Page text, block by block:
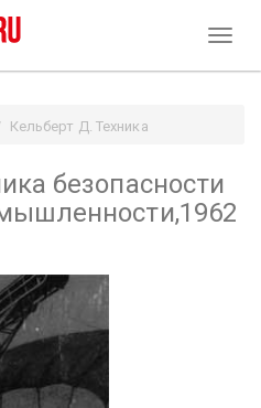
Кельберт Д. Техника
безопасности